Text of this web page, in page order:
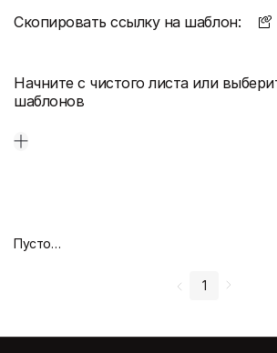
Скопировать ссылку на шаблон:
Начните с чистого листа или
шаблонов
Пустой дизайн-макет
1